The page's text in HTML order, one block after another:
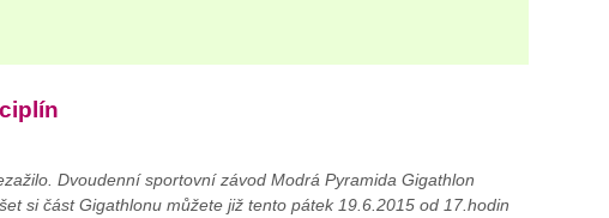
Dvoudenní sportovní závod Modrá Pyramida Gigathlon
si část Gigathlonu můžete již tento pátek 19.6.2015 od 17.hodin